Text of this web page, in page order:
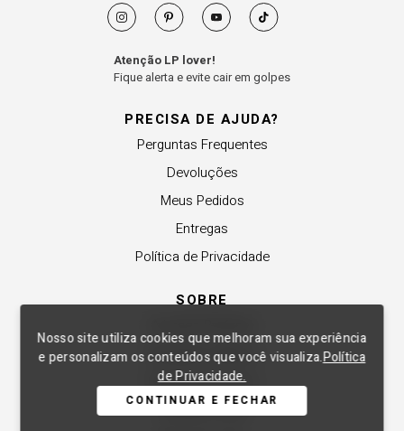
Nosso site utiliza cookies que melhoram sua experiência
e personalizam os conteúdos que você visualiza.Política
de Privacidade.
CONTINUAR E FECHAR
PRECISA DE AJUDA?
Perguntas Frequentes
Devoluções
Meus Pedidos
Entregas
Política de Privacidade
SOBRE
Revender a Marca
Trabalhe Conosco
Compre Local
Atenção LP lover!
Fique alerta e evite cair em golpes